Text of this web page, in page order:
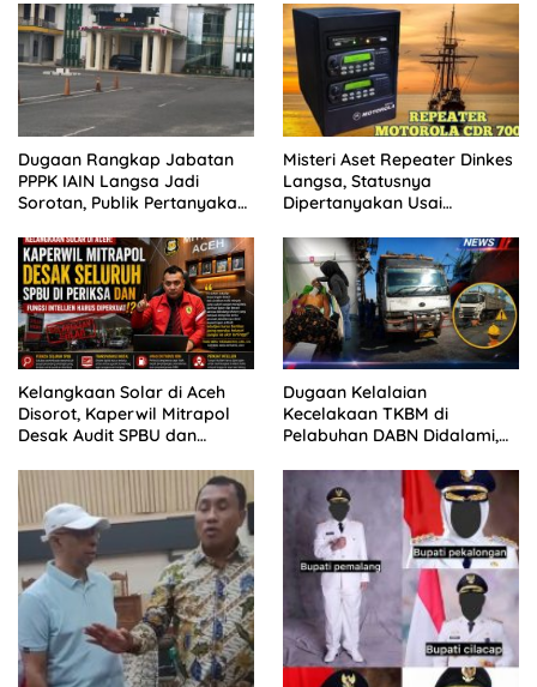
Kontrol Sosial Desak APH
Usut Tuntas.
Dugaan Rangkap Jabatan
PPPK IAIN Langsa Jadi
Sorotan, Publik Pertanyakan
Misteri Aset Repeater Dinkes
Langsa, Statusnya
Dipertanyakan Usai
Kelangkaan Solar di Aceh
Disorot, Kaperwil Mitrapol
Desak Audit SPBU dan
Dugaan Kelalaian
Kecelakaan TKBM di
Pelabuhan DABN Didalami,